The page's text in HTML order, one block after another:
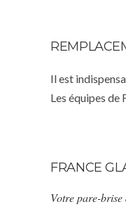
Il est
Les équipes
FRANCE
Votre pare-